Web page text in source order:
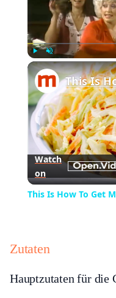
Play Unmute
Watch
on
This Is How To Get
Zutaten
Hauptzutaten für die